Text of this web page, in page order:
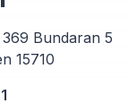
Bundaran 5
15710